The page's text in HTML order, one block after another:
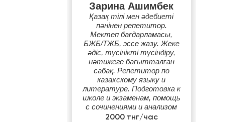
Зарина Ашимбек
Қазақ тілі мен әдебиеті
пәнінен репетитор.
Мектеп бағдарламасы,
БЖБ/ТЖБ, эссе жазу. Жеке
әдіс, түсінікті түсіндіру,
нәтижеге бағытталған
сабақ. Репетитор по
казахскому языку и
литературе. Подготовка к
школе и экзаменам, помощь
с сочинениями и анализом
произведений.
2000 тнг/час